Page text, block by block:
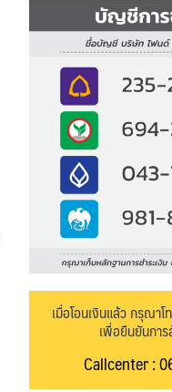
เมื่อโอนเงินแล้ว กรุณาโ
เพื่อยืนยันกา
Callcenter :